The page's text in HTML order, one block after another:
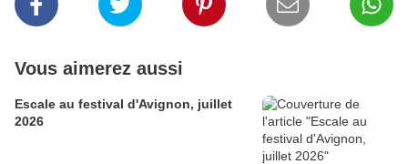
Vous aimerez aussi
Escale au festival d'Avignon, juillet
2026